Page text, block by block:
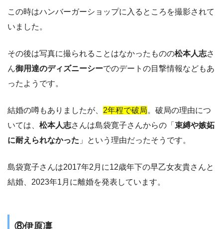
この時はハンバーガーショップに入るところを撮影されて
いました。
その後は写真に撮られることはなかったものの松本人志さ
ん御用達のディズニーシーでのデートの目撃情報などもあ
ったようです。
結婚の噂もありましたが、 2年程で破局。破局の理由につ
いては、 松本人志さんは島袋寛子さんからの「 束縛や嫉妬
に耐えられなかった 」という理由だったそうです。
島袋寛子さんは2017年2月に12歳年下の早乙女友貴さんと
結婚、2023年1月に離婚を発表しています。
⑧伊原凛